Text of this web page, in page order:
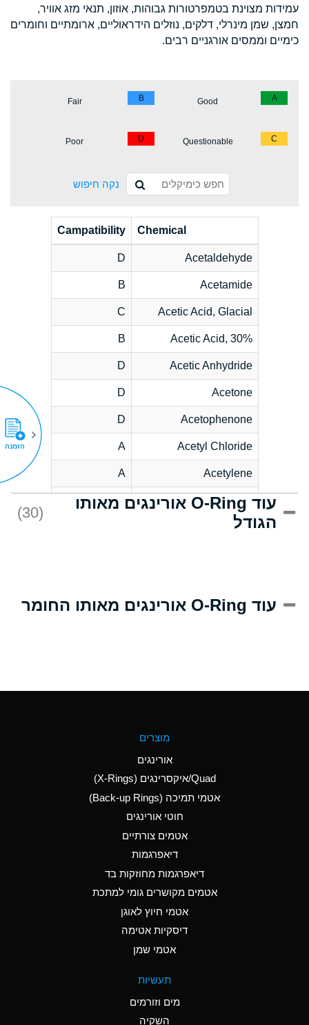
עמידות מצוינת בטמפרטורות גבוהות, אוזון, תנאי מזג אוויר,
חמצן, שמן מינרלי, דלקים, נוזלים הידראוליים, ארומתיים וחומרים
כימיים וממסים אורגניים רבים.
A
Good
B
Fair
C
Questionable
D
Poor
נקה חיפוש
Chemical
Campatibility
Acetaldehyde
D
Acetamide
B
Acetic Acid, Glacial
C
Acetic Acid, 30%
B
Acetic Anhydride
D
Acetone
D
Acetophenone
D
Acetyl Chloride
A
Acetylene
A
Acrlylonitrile
C
Adipic Acid
(Aqueous)
Aluminum Nitrate
(Aqueous)
Aluminum Phosphate
Ammonia Anhydrous
D
Ammonia Gas (cold)
D
Ammonia Gas (hot)
עוד O-Ring אורינגים מאותו
הגודל
(30)
עוד O-Ring אורינגים מאותו החומר
מוצרים
אורינגים
Quad/איקסרינגים (X-Rings)
אטמי תמיכה (Back-up Rings)
חוטי אורינגים
אטמים צורתיים
דיאפרגמות
דיאפרגמות מחוזקות בד
אטמים מקושרים גומי למתכת
אטמי חיוץ לאוגן
דיסקיות אטימה
אטמי שמן
תעשיות
מים וזורמים
השקיה
הזמנה